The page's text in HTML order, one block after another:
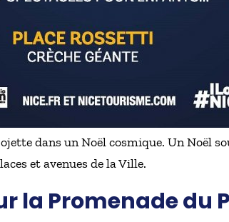
dans un Noël cosmique. Un Noël
et avenues de la Ville.
la Promenade du